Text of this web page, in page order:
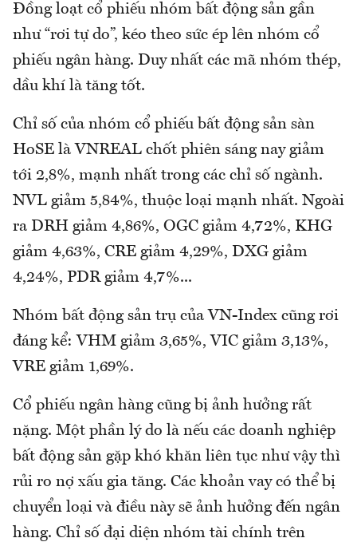
Đồng loạt cổ phiếu nhóm bất động sản gần
như “rơi tự do”, kéo theo sức ép lên nhóm cổ
phiếu ngân hàng. Duy nhất các mã nhóm thép,
dầu khí là tăng tốt.
Chỉ số của nhóm cổ phiếu bất động sản sàn
HoSE là VNREAL chốt phiên sáng nay giảm
tới 2,8%, mạnh nhất trong các chỉ số ngành.
NVL giảm 5,84%, thuộc loại mạnh nhất. Ngoài
ra DRH giảm 4,86%, OGC giảm 4,72%, KHG
giảm 4,63%, CRE giảm 4,29%, DXG giảm
4,24%, PDR giảm 4,7%...
Nhóm bất động sản trụ của VN-Index cũng rơi
đáng kể: VHM giảm 3,65%, VIC giảm 3,13%,
VRE giảm 1,69%.
Cổ phiếu ngân hàng cũng bị ảnh hưởng rất
nặng. Một phần lý do là nếu các doanh nghiệp
bất động sản gặp khó khăn liên tục như vậy thì
rủi ro nợ xấu gia tăng. Các khoản vay có thể bị
chuyển loại và điều này sẽ ảnh hưởng đến ngân
hàng. Chỉ số đại diện nhóm tài chính trên